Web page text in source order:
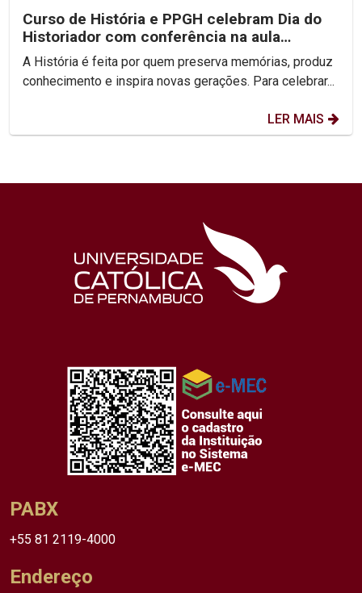
Curso de História e PPGH celebram Dia do
Historiador com conferência na aula
inaugural do semestre
A História é feita por quem preserva memórias, produz
conhecimento e inspira novas gerações. Para celebrar...
LER MAIS
PABX
+55 81 2119-4000
Endereço